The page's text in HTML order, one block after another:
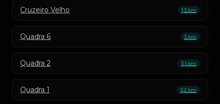
Cruzeiro Velho 1,3 km
Quadra 6 3 km
Quadra 2 3,1 km
Quadra 1 3,2 km